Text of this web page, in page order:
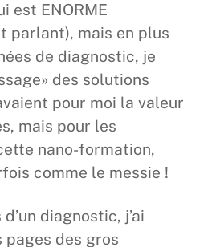
est ENORME
parlant), mais en plus
de diagnostic, je
des solutions
pour moi la valeur
mais pour les
nano-formation,
comme le messie !
diagnostic, j’ai
pages des gros